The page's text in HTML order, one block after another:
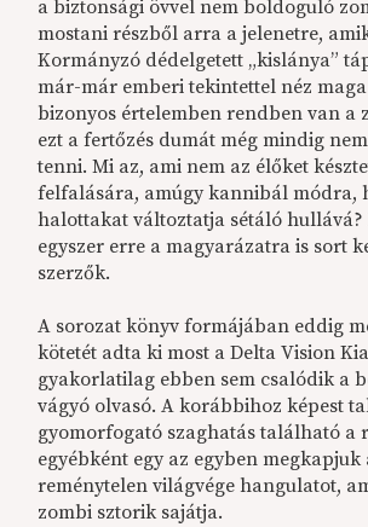
a biztonsági övvel nem boldoguló
mostani részből arra a jelenetre,
Kormányzó dédelgetett „kislánya”
már-már emberi tekintettel néz
bizonyos értelemben rendben van a
ezt a fertőzés dumát még mindig
tenni. Mi az, ami nem az élőket
felfalására, amúgy kannibál módra,
halottakat változtatja sétáló hullává?
egyszer erre a magyarázatra is sort
szerzők.
A sorozat könyv formájában eddig
kötetét adta ki most a Delta Vision
gyakorlatilag ebben sem csalódik a
vágyó olvasó. A korábbihoz képest
gyomorfogató szaghatás található a
egyébként egy az egyben megkapjuk
reménytelen világvége hangulatot,
zombi sztorik sajátja.